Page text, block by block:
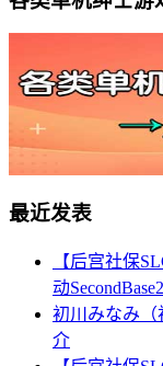
最近发表
【后宫社保
动
初川みなみ（
介